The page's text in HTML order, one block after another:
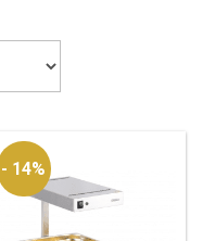
- 14%